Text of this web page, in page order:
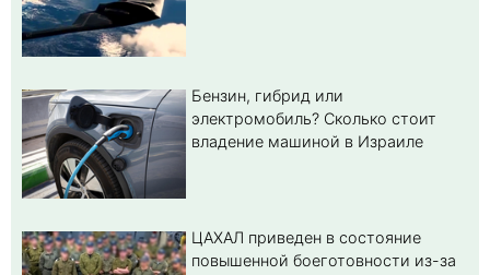
Бензин, гибрид или
электромобиль? Cколько стоит
владение машиной в Израиле
ЦАХАЛ приведен в состояние
повышенной боеготовности из-за